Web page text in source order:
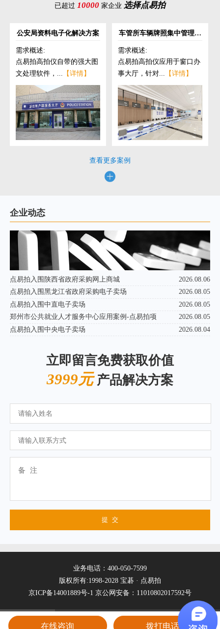
已超过 10000 家企业 选择点易拍
公安局资料电子化解决方案
需求概述:
点易拍高拍仪自带的强大图
文处理软件，... 【详情】
车管所车辆牌照集中管理解
需求概述:
点易拍高拍仪应用于窗口办
事大厅，针对... 【详情】
查看更多案例
企业动态
点易拍入围陕西省政府采购网上商城
2026.08.06
点易拍入围黑龙江省政府采购电子卖场
2026.08.05
点易拍入围中直电子卖场
2026.08.05
郑州市公共就业人才服务中心应用案例-点易拍项
2026.08.05
点易拍入围中央电子卖场
2026.08.04
立即留言免费获取价值
3999元产品解决方案
业务电话：400-050-7599
版权所有:1998-2028 宝碁 · 点易拍
京ICP备14001889号-1 京公网安备：11010802017592号
在线咨询 拨打电话